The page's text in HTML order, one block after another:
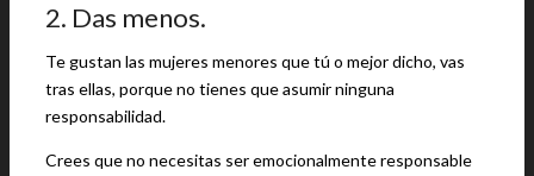
2. Das menos.
Te gustan las mujeres menores que tú o mejor dicho, vas
tras ellas, porque no tienes que asumir ninguna
responsabilidad.
Crees que no necesitas ser emocionalmente responsable